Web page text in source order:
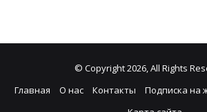
© Copyright 2026, All Rights
Главная
О нас Контакты
Подписка на